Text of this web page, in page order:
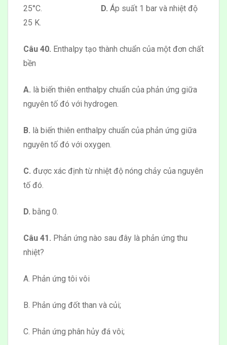
25°C. D. Áp suất 1 bar và nhiệt độ
25 K.
Câu 40. Enthalpy tạo thành chuẩn của một đơn chất
bền
A. là biến thiên enthalpy chuẩn của phản ứng giữa
nguyên tố đó với hydrogen.
B. là biến thiên enthalpy chuẩn của phản ứng giữa
nguyên tố đó với oxygen.
C. được xác định từ nhiệt độ nóng chảy của nguyên
tố đó.
D. bằng 0.
Câu 41. Phản ứng nào sau đây là phản ứng thu
nhiệt?
A. Phản ứng tôi vôi
B. Phản ứng đốt than và củi;
C. Phản ứng phân hủy đá vôi;